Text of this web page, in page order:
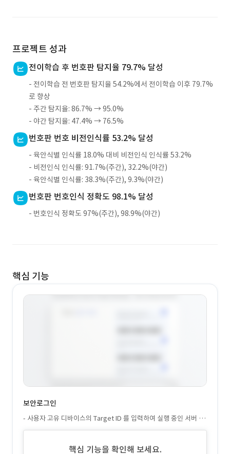
프로젝트 성과
전이학습 후 번호판 탐지율 79.7% 달성
- 전이학습 전 번호판 탐지율 54.2%에서 전이학습 이후 79.7%
로 향상
- 주간 탐지율: 86.7% → 95.0%
- 야간 탐지율: 47.4% → 76.5%
번호판 번호 비전인식률 53.2% 달성
- 육안식별 인식률 18.0% 대비 비전인식 인식률 53.2%
- 비전인식 인식률: 91.7%(주간), 32.2%(야간)
- 육안식별 인식률: 38.3%(주간), 9.3%(야간)
번호판 번호인식 정확도 98.1% 달성
- 번호인식 정확도 97%(주간), 98.9%(야간)
핵심 기능
보안로그인
- 사용자 고유 디바이스의 Target ID 를 입력하여 실행 중인 서버 애
플리케이션과 연동할 데이터베이스를 선택 - 관리자에 의해 사전에
핵심 기능을 확인해 보세요.